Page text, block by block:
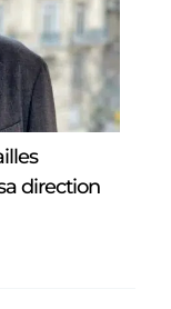
direction